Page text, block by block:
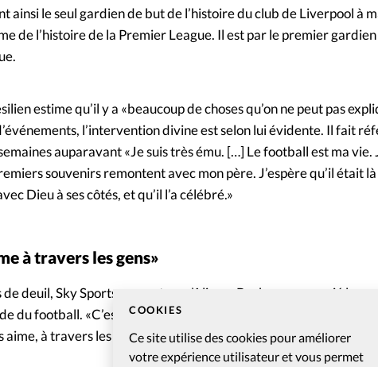
COOKIES
Ce site utilise des cookies pour améliorer
votre expérience utilisateur et vous permet
ainsi le seul gardien de but de l’histoire du club de Liverpool à
de l’histoire de la Premier League. Il est par le premier
estime qu’il y a «beaucoup de choses qu’on ne peut pas
l’intervention divine est selon lui évidente. Il fait
auparavant «Je suis très ému. […] Le football est ma vie.
souvenirs remontent avec mon père. J’espère qu’il était
Dieu à ses côtés, et qu’il l’a célébré.»
à travers les gens»
de deuil, Sky Sports rapporte qu’Alisson Becker a remercié le
du football. «C’est comme cela que nous ressentons l’amour
aime, à travers les gens», a déclaré l’international brésilien.